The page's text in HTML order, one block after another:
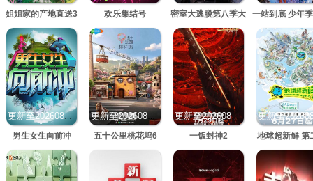
姐姐家的产地直送3 欢乐集结号 密室大逃脱第八季大
神版
一站到底 少年
季
更新至20260807期
男生女生向前冲 五十公里桃花坞6
更新至20260807期
一饭封神2 地球超新鲜 第